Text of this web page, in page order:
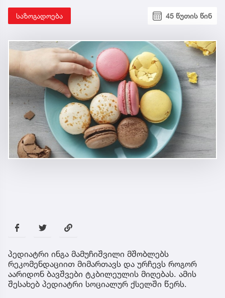
საზოგადოება 45 წუთის წინ
პედიატრი ინგა მამუჩიშვილი მშობლებს
რეკომენდაციით მიმართავს და ურჩევს როგორ
აარიდონ ბავშვები ტკბილეულის მიღებას. ამის
შესახებ პედიატრი სოციალურ ქსელში წერს.